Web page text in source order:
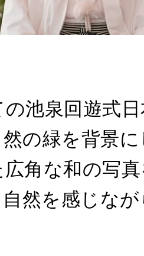
池泉回遊式
の緑を背景
角な和の写
自然を感じな